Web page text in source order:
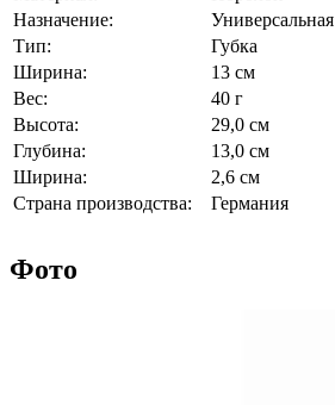
Назначение:
Универсальная
Тип:
Губка
Ширина:
13 см
Вес:
40 г
Высота:
29,0 см
Глубина:
13,0 см
Ширина:
2,6 см
Страна производства:
Германия
Фото